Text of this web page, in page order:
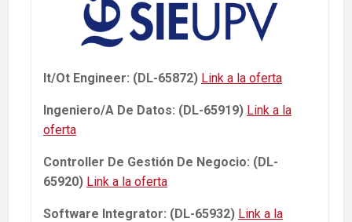
It/Ot Engineer: (DL-65872) Link a la oferta
Ingeniero/A De Datos: (DL-65919) Link a la
oferta
Controller De Gestión De Negocio: (DL-
65920) Link a la oferta
Software Integrator: (DL-65932) Link a la